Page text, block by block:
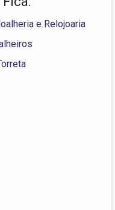
e Relojoaria